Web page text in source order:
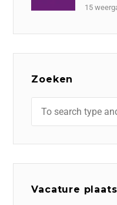
15
Zoeken
Vacature